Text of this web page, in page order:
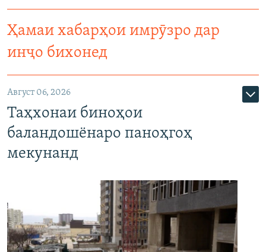
Ҳамаи хабарҳои имрӯзро дар
инҷо бихонед
Август 06, 2026
Таҳхонаи биноҳои
баландошёнаро паноҳгоҳ
мекунанд